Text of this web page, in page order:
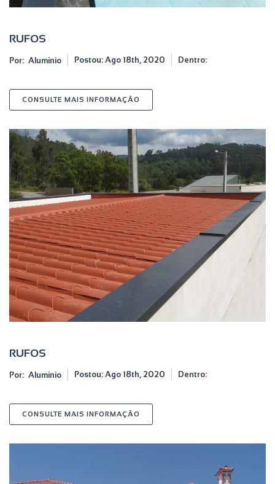
RUFOS
Por: Aluminio Postou: Ago 18th, 2020 Dentro:
CONSULTE MAIS INFORMAÇÃO
RUFOS
Por: Aluminio Postou: Ago 18th, 2020 Dentro:
CONSULTE MAIS INFORMAÇÃO